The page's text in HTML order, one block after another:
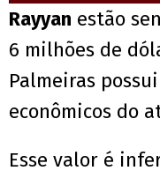
Rayyan estão
6 milhões de
Palmeiras
econômicos do
Esse valor é